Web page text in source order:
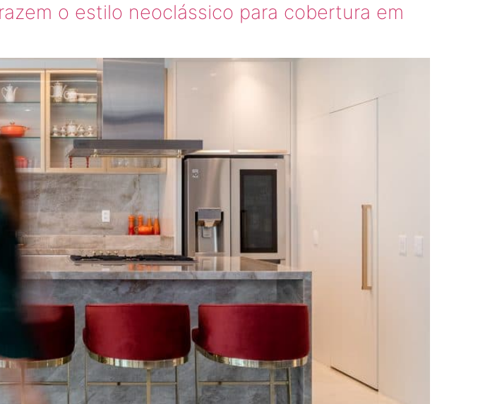
o estilo neoclássico para cobertura em